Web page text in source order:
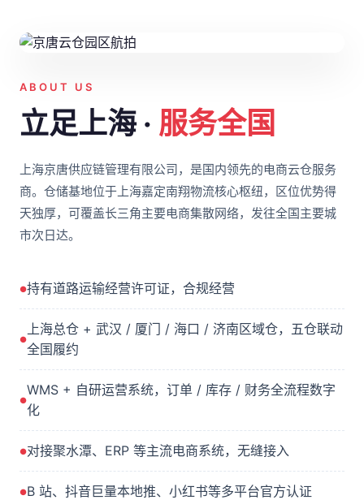
ABOUT US
立足上海 · 服务全国
上海京唐供应链管理有限公司，是国内领先的电商云仓服务
商。仓储基地位于上海嘉定南翔物流核心枢纽，区位优势得
天独厚，可覆盖长三角主要电商集散网络，发往全国主要城
市次日达。
持有道路运输经营许可证，合规经营
上海总仓 + 武汉 / 厦门 / 海口 / 济南区域仓，五仓联动
全国履约
WMS + 自研运营系统，订单 / 库存 / 财务全流程数字
化
对接聚水潭、ERP 等主流电商系统，无缝接入
B 站、抖音巨量本地推、小红书等多平台官方认证